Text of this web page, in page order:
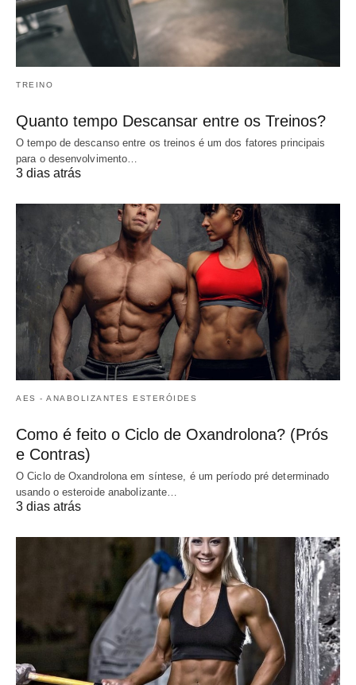
TREINO
Quanto tempo Descansar entre os Treinos?
O tempo de descanso entre os treinos é um dos fatores principais
para o desenvolvimento…
3 dias atrás
AES - ANABOLIZANTES ESTERÓIDES
Como é feito o Ciclo de Oxandrolona? (Prós
e Contras)
O Ciclo de Oxandrolona em síntese, é um período pré determinado
usando o esteroide anabolizante…
3 dias atrás